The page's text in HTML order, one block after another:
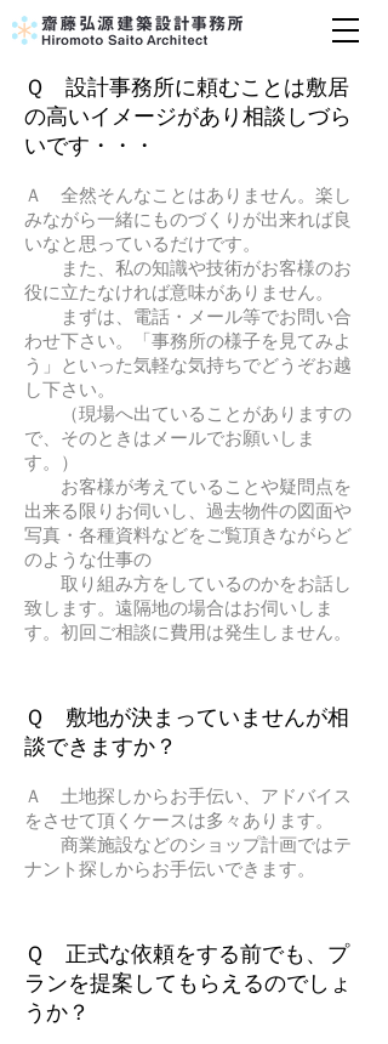
Ｑ 設計事務所に頼むことは敷居
の高いイメージがあり相談しづら
いです・・・
Ａ 全然そんなことはありません。楽し
みながら一緒にものづくりが出来れば良
いなと思っているだけです。
また、私の知識や技術がお客様のお
役に立たなければ意味がありません。
まずは、電話・メール等でお問い合
わせ下さい。「事務所の様子を見てみよ
う」といった気軽な気持ちでどうぞお越
し下さい。
（現場へ出ていることがありますの
で、そのときはメールでお願いしま
す。）
お客様が考えていることや疑問点を
出来る限りお伺いし、過去物件の図面や
写真・各種資料などをご覧頂きながらど
のような仕事の
取り組み方をしているのかをお話し
致します。遠隔地の場合はお伺いしま
す。初回ご相談に費用は発生しません。
Ｑ 敷地が決まっていませんが相
談できますか？
Ａ 土地探しからお手伝い、アドバイス
をさせて頂くケースは多々あります。
商業施設などのショップ計画ではテ
ナント探しからお手伝いできます。
Ｑ 正式な依頼をする前でも、プ
ランを提案してもらえるのでしょ
うか？